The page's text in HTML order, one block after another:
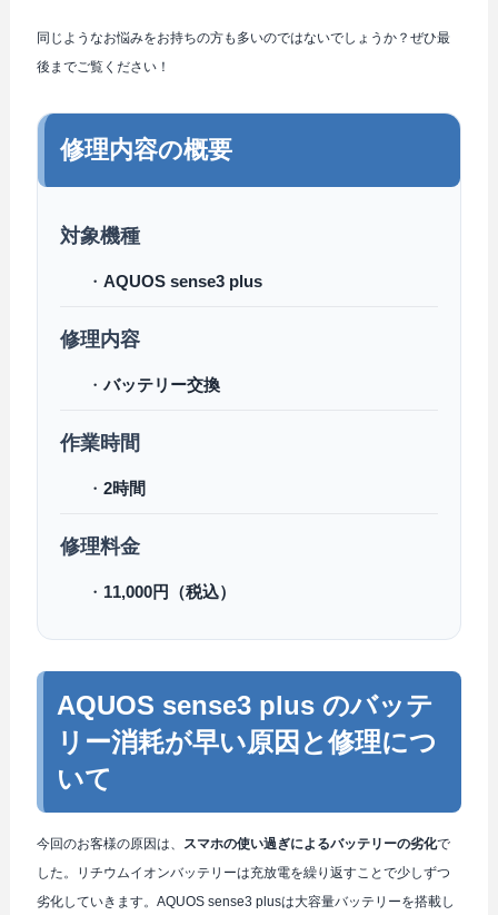
同じようなお悩みをお持ちの方も多いのではないでしょうか？ぜひ最
後までご覧ください！
修理内容の概要
対象機種
・ AQUOS sense3 plus
修理内容
・バッテリー交換
作業時間
・ 2時間
修理料金
・ 11,000円（税込）
AQUOS sense3 plus のバッテ
リー消耗が早い原因と修理につ
いて
今回のお客様の原因は、 スマホの使い過ぎによるバッテリーの劣化で
した。リチウムイオンバッテリーは充放電を繰り返すことで少しずつ
劣化していきます。AQUOS sense3 plusは大容量バッテリーを搭載し